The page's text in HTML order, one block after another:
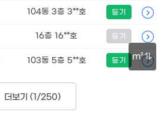
m²
104동 3층 3**호 등기
16층 16**호 등기
103동 5층 5**호 등기
더보기 (1/250)